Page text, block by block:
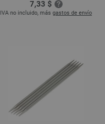
7,33 $
IVA no incluido, más gastos de envío